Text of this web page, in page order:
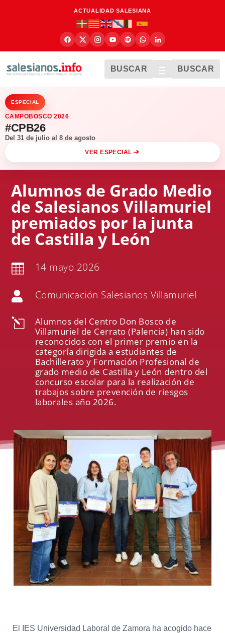
ACTUALIDAD SALESIANA
BUSCAR BUSCAR
ESPECIAL
CAMPOBOSCO 2026
#CPB26
Del 31 de julio al 8 de agosto
VER ESPECIAL
Alumnos de Grado Medio
de Salesianos Villamuriel
premiados por la junta
de Castilla y León
 14 mayo 2026
 Comunicación Salesianos Villamuriel
l
Alumnos del Centro Don Bosco de
Villamuriel de Cerrato (Palencia) han sido
reconocidos con el primer premio en la
categoría dirigida a estudiantes de
Bachillerato y Formación Profesional de
grado medio de Castilla y León dentro del
concurso escolar para la realización de
trabajos sobre prevención de riesgos
laborales año 2026.
El IES Universidad Laboral de Zamora ha acogido hace